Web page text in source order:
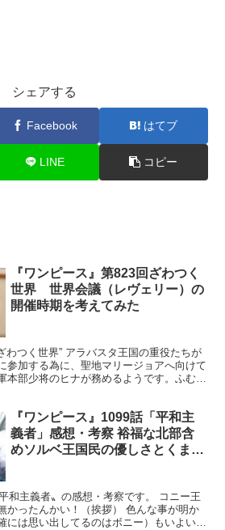
シェアする
Facebook はてブ
LINE コピー
『ワンピース』第823回ざわつく
世界 世界会議（レヴェリー）の
開催時期を考えてみた
わつく世界” アラバスタ王国の重役たちが
参加する為に、聖地マリージョアへ向けて
本部少将のヒナが務めるようです。ふむ。
『ワンピース』1099話「平和主
義者」感想・考察 裕福な北部含
めソルベ王国民の優しさとくまの
和主義者〟の感想・考察です。 コニー王
かったんかい！（挨拶） 色んな事が明か
には思い出してるのはボニー）もいよいよ